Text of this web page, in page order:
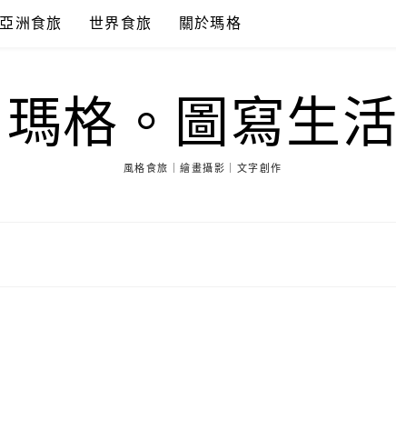
亞洲食旅 世界食旅 關於瑪格
瑪格。圖寫生活
風格食旅｜繪畫攝影｜文字創作